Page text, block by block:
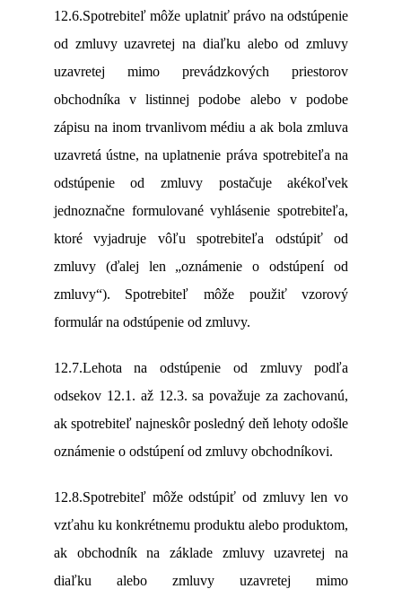
12.6.Spotrebiteľ môže uplatniť právo na odstúpenie
od zmluvy uzavretej na diaľku alebo od zmluvy
uzavretej mimo prevádzkových priestorov
obchodníka v listinnej podobe alebo v podobe
zápisu na inom trvanlivom médiu a ak bola zmluva
uzavretá ústne, na uplatnenie práva spotrebiteľa na
odstúpenie od zmluvy postačuje akékoľvek
jednoznačne formulované vyhlásenie spotrebiteľa,
ktoré vyjadruje vôľu spotrebiteľa odstúpiť od
zmluvy (ďalej len „oznámenie o odstúpení od
zmluvy“). Spotrebiteľ môže použiť vzorový
formulár na odstúpenie od zmluvy.
12.7.Lehota na odstúpenie od zmluvy podľa
odsekov 12.1. až 12.3. sa považuje za zachovanú,
ak spotrebiteľ najneskôr posledný deň lehoty odošle
oznámenie o odstúpení od zmluvy obchodníkovi.
12.8.Spotrebiteľ môže odstúpiť od zmluvy len vo
vzťahu ku konkrétnemu produktu alebo produktom,
ak obchodník na základe zmluvy uzavretej na
diaľku alebo zmluvy uzavretej mimo